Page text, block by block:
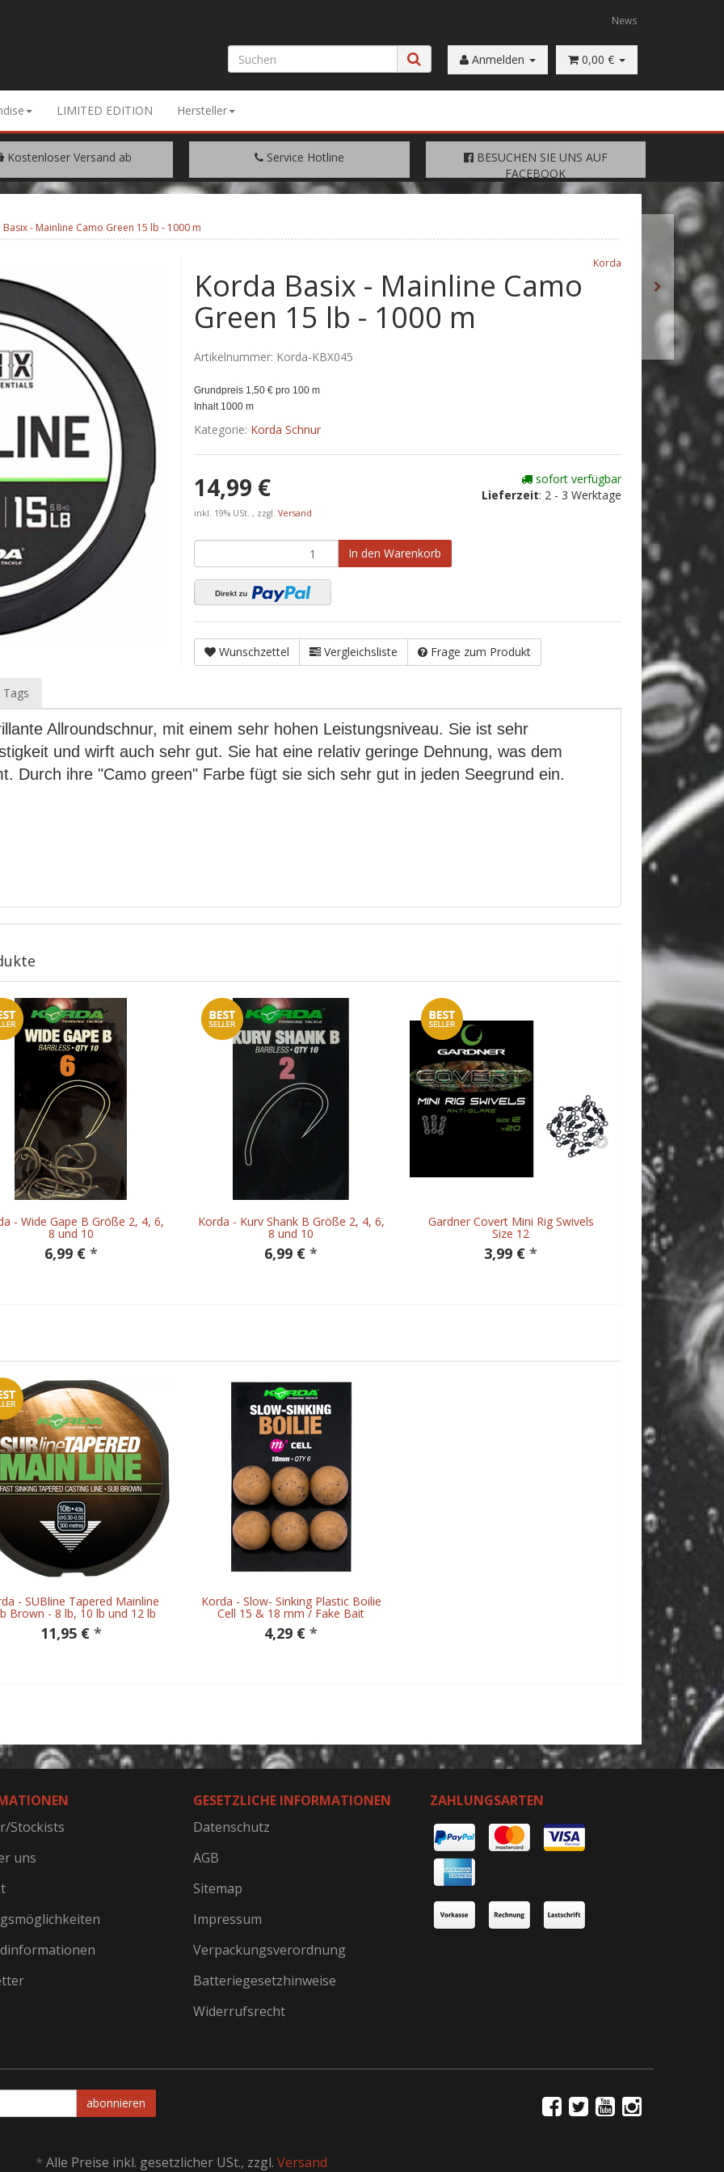
News
Anmelden 0,00 €
LIMITED EDITION Hersteller
Kostenloser Versand ab
WARENWERT VON € 200.- Service Hotline
+49 (0) 9429/948344
BESUCHEN SIE UNS AUF
FACEBOOK
BESUCHEN SIE UNS AUF
FACEBOOK
Basix - Mainline Camo Green 15 lb - 1000 m
Korda
Korda Basix - Mainline Camo
Green 15 lb - 1000 m
Artikelnummer: Korda-KBX045
Grundpreis 1,50 € pro 100 m
Inhalt 1000 m
Kategorie: Korda Schnur
14,99 €
inkl. 19% USt. , zzgl. Versand
sofort verfügbar
Lieferzeit: 2 - 3 Werktage
In den Warenkorb
Wunschzettel Vergleichsliste Frage zum Produkt
Allroundschnur, mit einem sehr hohen Leistungsniveau. Sie ist sehr
und wirft auch sehr gut. Sie hat eine relativ geringe Dehnung, was dem
Durch ihre "Camo green" Farbe fügt sie sich sehr gut in jeden Seegrund ein.
- Wide Gape B Größe 2, 4, 6,
8 und 10
6,99 € *
Korda - Kurv Shank B Größe 2, 4, 6,
8 und 10
6,99 € *
Gardner Covert Mini Rig Swivels
Size 12
3,99 € *
Korda - Dark
- SUBline Tapered Mainline
Brown - 8 lb, 10 lb und 12 lb
11,95 € *
Korda - Slow- Sinking Plastic Boilie
Cell 15 & 18 mm / Fake Bait
4,29 € *
Stockists
uns
GESETZLICHE INFORMATIONEN
Datenschutz
AGB
Sitemap
Impressum
Verpackungsverordnung
Batteriegesetzhinweise
Widerrufsrecht
ZAHLUNGSARTEN
abonnieren
* Alle Preise inkl. gesetzlicher USt., zzgl. Versand